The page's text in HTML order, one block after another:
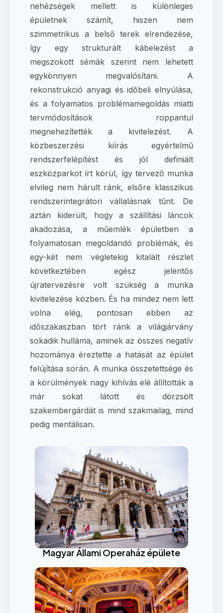
nehézségek mellett is különleges
épületnek számít, hiszen nem
szimmetrikus a belső terek elrendezése,
így egy strukturált kábelezést a
megszokott sémák szerint nem lehetett
egykönnyen megvalósítani. A
rekonstrukció anyagi és időbeli elnyúlása,
és a folyamatos problémamegoldás miatti
tervmódosítások roppantul
megnehezítették a kivitelezést. A
közbeszerzési kiírás egyértelmű
rendszerfelépítést és jól definiált
eszközparkot írt körül, így tervező munka
elvileg nem hárult ránk, elsőre klasszikus
rendszerintegrátori vállalásnak tűnt. De
aztán kiderült, hogy a szállítási láncok
akadozása, a műemlék épületben a
folyamatosan megoldandó problémák, és
egy-két nem végletekig kitalált részlet
következtében egész jelentős
újratervezésre volt szükség a munka
kivitelezése közben. És ha mindez nem lett
volna elég, pontosan ebben az
időszakaszban tört ránk a világjárvány
sokadik hulláma, aminek az összes negatív
hozománya éreztette a hatását az épület
felújítása során. A munka összetettsége és
a körülmények nagy kihívás elé állították a
már sokat látott és dörzsölt
szakembergárdát is mind szakmailag, mind
pedig mentálisan.
Magyar Állami Operaház épülete